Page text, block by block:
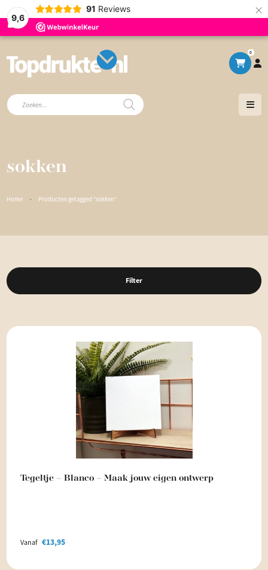
9,6
91 Reviews ×
0
Producten
zoeken
sokken
Home · Producten getagged “sokken”
Filter
Tegeltje – Blanco – Maak jouw eigen ontwerp
Vanaf €13,95